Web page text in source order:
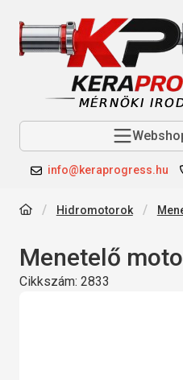
info@keraprogress.hu
Hidromotorok
Menetelő
Cikkszám: 2833